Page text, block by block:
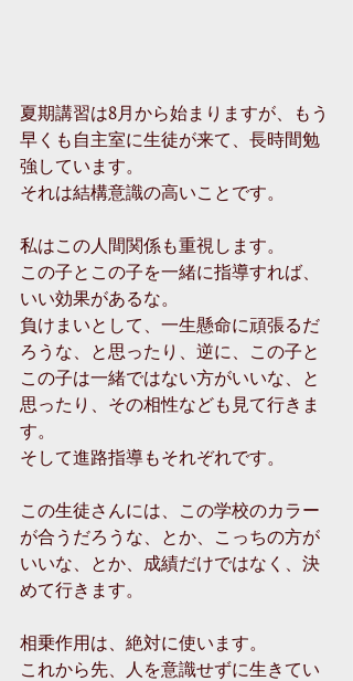
夏期講習は8月から始まりますが、もう
早くも自主室に生徒が来て、長時間勉
強しています。
それは結構意識の高いことです。
私はこの人間関係も重視します。
この子とこの子を一緒に指導すれば、
いい効果があるな。
負けまいとして、一生懸命に頑張るだ
ろうな、と思ったり、逆に、この子と
この子は一緒ではない方がいいな、と
思ったり、その相性なども見て行きま
す。
そして進路指導もそれぞれです。
この生徒さんには、この学校のカラー
が合うだろうな、とか、こっちの方が
いいな、とか、成績だけではなく、決
めて行きます。
相乗作用は、絶対に使います。
これから先、人を意識せずに生きてい